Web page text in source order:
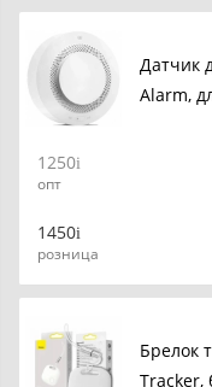
Датчик
Alarm,
1250
опт
1450
розница
Брелок
Tracker,